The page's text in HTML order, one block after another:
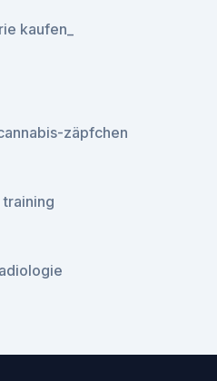
kaufen_
zäpfchen